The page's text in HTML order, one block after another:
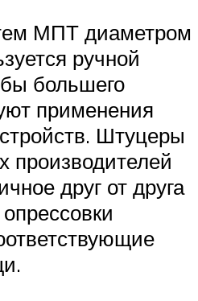
МПТ диаметром
ручной
большего
применения
Штуцеры
производителей
друг от друга